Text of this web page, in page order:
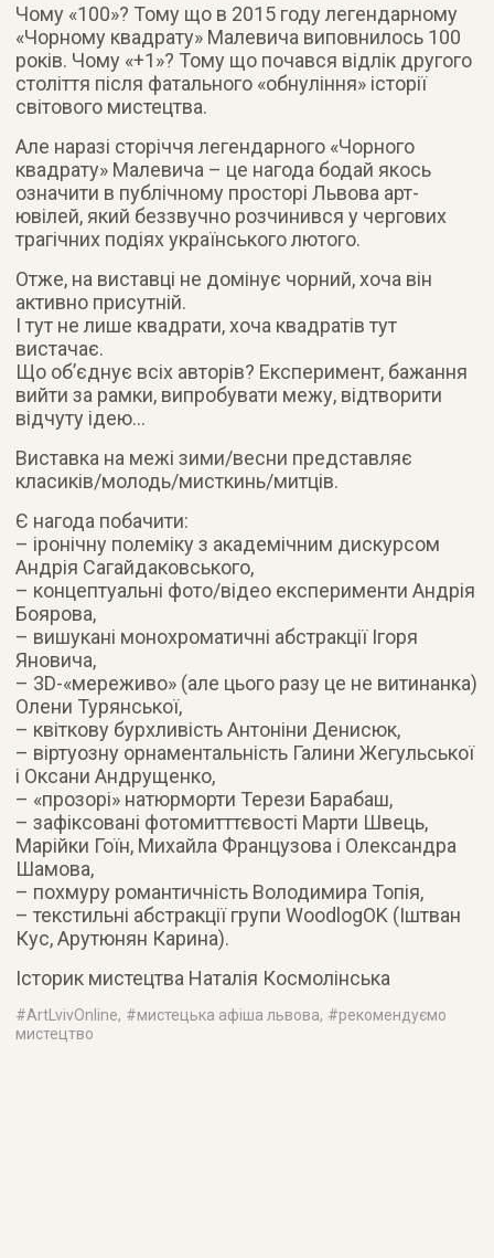
Чому «100»? Тому що в 2015 году легендарному
«Чорному квадрату» Малевича виповнилось 100
років. Чому «+1»? Тому що почався відлік другого
століття після фатального «обнуління» історії
світового мистецтва.
Але наразі сторіччя легендарного «Чорного
квадрату» Малевича – це нагода бодай якось
означити в публічному просторі Львова арт-
ювілей, який беззвучно розчинився у чергових
трагічних подіях українського лютого.
Отже, на виставці не домінує чорний, хоча він
активно присутній.
І тут не лише квадрати, хоча квадратів тут
вистачає.
Що об’єднує всіх авторів? Експеримент, бажання
вийти за рамки, випробувати межу, відтворити
відчуту ідею…
Виставка на межі зими/весни представляє
класиків/молодь/мисткинь/митців.
Є нагода побачити:
– іронічну полеміку з академічним дискурсом
Андрія Сагайдаковського,
– концептуальні фото/відео експерименти Андрія
Боярова,
– вишукані монохроматичні абстракції Ігоря
Яновича,
– 3D-«мереживо» (але цього разу це не витинанка)
Олени Турянської,
– квіткову бурхливість Антоніни Денисюк,
– віртуозну орнаментальність Галини Жегульської
і Оксани Андрущенко,
– «прозорі» натюрморти Терези Барабаш,
– зафіксовані фотомитттєвості Марти Швець,
Марійки Гоїн, Михайла Французова і Олександра
Шамова,
– похмуру романтичність Володимира Топія,
– текстильні абстракції групи WoodlogOK (Іштван
Кус, Арутюнян Карина).
Історик мистецтва Наталія Космолінська
#ArtLvivOnline, #мистецька афіша львова, #рекомендуємо
мистецтво